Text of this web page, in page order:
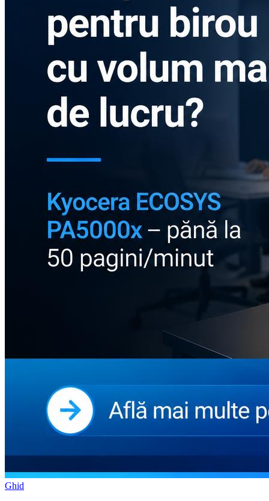
Ghid